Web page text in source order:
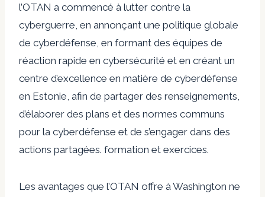
l’OTAN a commencé à lutter contre la
cyberguerre, en annonçant une politique globale
de cyberdéfense, en formant des équipes de
réaction rapide en cybersécurité et en créant un
centre d’excellence en matière de cyberdéfense
en Estonie, afin de partager des renseignements,
d’élaborer des plans et des normes communs
pour la cyberdéfense et de s’engager dans des
actions partagées. formation et exercices.
Les avantages que l’OTAN offre à Washington ne